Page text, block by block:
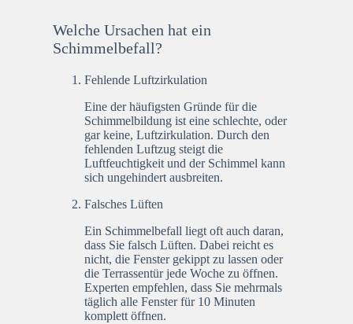
Welche Ursachen hat ein
Schimmelbefall?
Fehlende Luftzirkulation
Eine der häufigsten Gründe für die
Schimmelbildung ist eine schlechte, oder
gar keine, Luftzirkulation. Durch den
fehlenden Luftzug steigt die
Luftfeuchtigkeit und der Schimmel kann
sich ungehindert ausbreiten.
Falsches Lüften
Ein Schimmelbefall liegt oft auch daran,
dass Sie falsch Lüften. Dabei reicht es
nicht, die Fenster gekippt zu lassen oder
die Terrassentür jede Woche zu öffnen.
Experten empfehlen, dass Sie mehrmals
täglich alle Fenster für 10 Minuten
komplett öffnen.